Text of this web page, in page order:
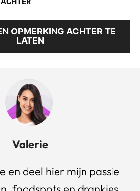
OPMERKING ACHTER TE
LATEN
Valerie
en deel hier mijn passie